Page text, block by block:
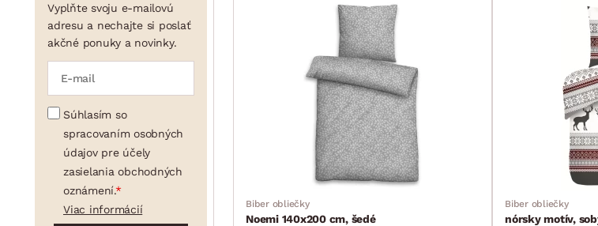
Vyplňte svoju e-mailovú
adresu a nechajte si poslať
akčné ponuky a novinky.
Súhlasím so
spracovaním osobných
údajov pre účely
zasielania obchodných
oznámení.
Viac informácií
Biber obliečky
Noemi 140x200 cm, šedé
Biber obliečky
nórsky motív,